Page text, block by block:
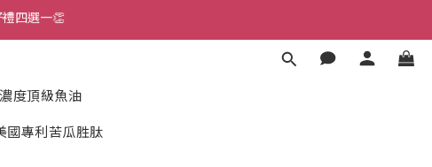
，以免受騙。
四選一👏
度頂級魚油
國專利苦瓜胜肽